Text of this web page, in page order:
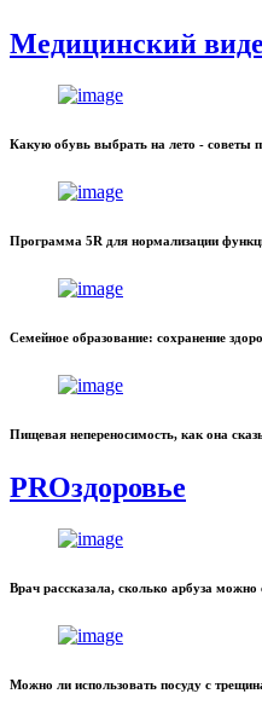
Медицинский
Какую обувь выбрать на лето - советы
Программа 5R для нормализации
Семейное образование: сохранение
Пищевая непереносимость, как она
PROздоровье
Врач рассказала, сколько арбуза можно
Можно ли использовать посуду с